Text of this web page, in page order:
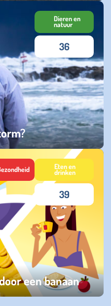
Dieren en
natuur
36
een banaan
Eten en
drinken
39